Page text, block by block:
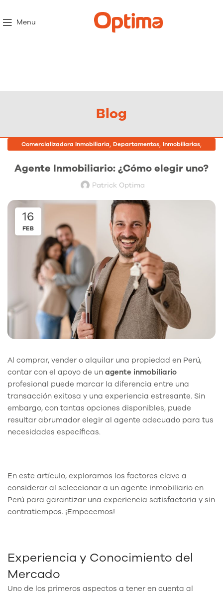
Menu
Blog
Comercializadora Inmobiliaria, Departamentos, Inmobiliarias,
Agente Inmobiliario: ¿Cómo elegir uno?
Patrick Optima
16
FEB
Al comprar, vender o alquilar una propiedad en Perú,
contar con el apoyo de un agente inmobiliario
profesional puede marcar la diferencia entre una
transacción exitosa y una experiencia estresante. Sin
embargo, con tantas opciones disponibles, puede
resultar abrumador elegir al agente adecuado para tus
necesidades específicas.
En este artículo, exploramos los factores clave a
considerar al seleccionar a un agente inmobiliario en
Perú para garantizar una experiencia satisfactoria y sin
contratiempos. ¡Empecemos!
Experiencia y Conocimiento del
Mercado
Uno de los primeros aspectos a tener en cuenta al